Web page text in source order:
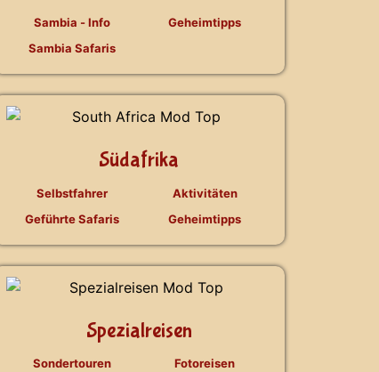
Sambia - Info
Sambia Safaris
Geheimtipps
Südafrika
Selbstfahrer
Geführte Safaris
Aktivitäten
Geheimtipps
Spezialreisen
Sondertouren
Fotoreisen